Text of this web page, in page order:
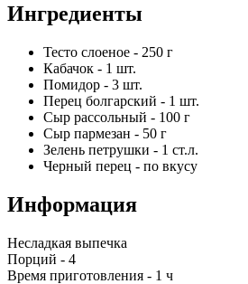
Ингредиенты
Тесто слоеное - 250 г
Кабачок - 1 шт.
Помидор - 3 шт.
Перец болгарский - 1 шт.
Сыр рассольный - 100 г
Сыр пармезан - 50 г
Зелень петрушки - 1 ст.л.
Черный перец - по вкусу
Информация
Несладкая выпечка
Порций - 4
Время приготовления - 1 ч